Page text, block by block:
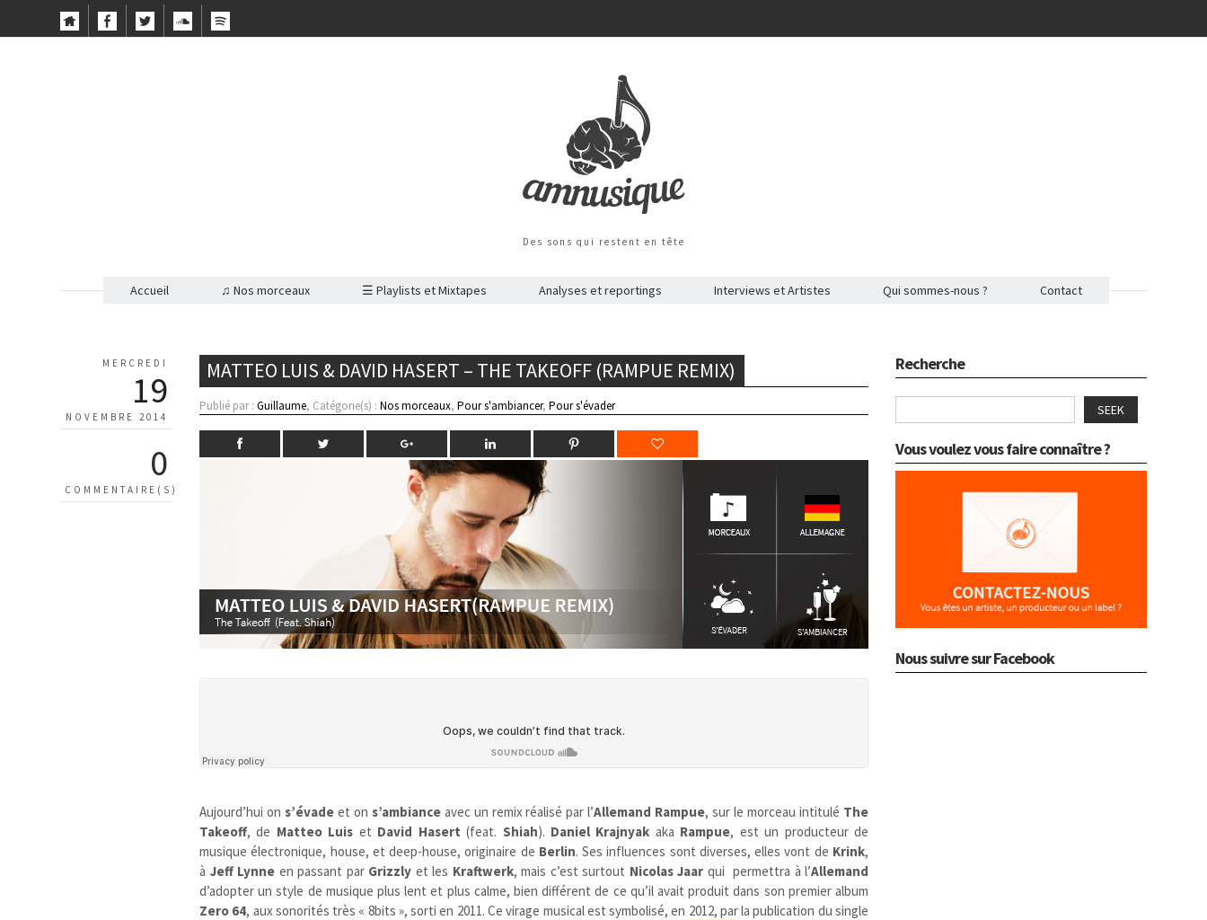
Des sons qui restent en tête
Accueil ♫ Nos morceaux ☰ Playlists et Mixtapes Analyses et reportings Interviews et Artistes Qui sommes-nous ? Contact
MERCREDI
19
NOVEMBRE 2014
0
COMMENTAIRE(S)
MATTEO LUIS & DAVID HASERT – THE TAKEOFF (RAMPUE REMIX)
Publié par :Guillaume, Catégorie(s) :Nos morceaux,Pour s'ambiancer,Pour s'évader
Aujourd’hui on s’évadeet on s’ambianceavec un remix réalisé par l’Allemand Rampue, sur le morceau intitulé The
Takeoff, de Matteo Luis et David Hasert (feat. Shiah). Daniel Krajnyak aka Rampue, est un producteur de
musique électronique, house, et deep-house, originaire de Berlin. Ses influences sont diverses, elles vont de Krink,
à Jeff Lynne en passant par Grizzly et les Kraftwerk, mais c’est surtout Nicolas Jaar qui permettra à l’Allemand
d’adopter un style de musique plus lent et plus calme, bien différent de ce qu’il avait produit dans son premier album
Zero 64, aux sonorités très « 8bits », sorti en 2011. Ce virage musical est symbolisé, en 2012, par la publication du single
Recherche
SEEK
Vous voulez vous faire connaître ?
Nous suivre sur Facebook